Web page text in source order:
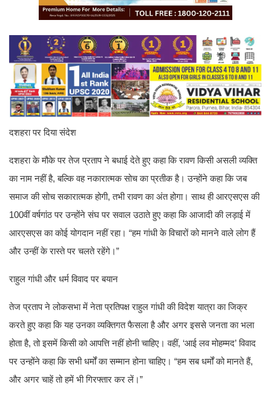
दशहरा पर दिया संदेश
दशहरा के मौके पर तेज प्रताप ने बधाई देते हुए कहा कि रावण किसी असली व्यक्ति
का नाम नहीं है, बल्कि वह नकारात्मक सोच का प्रतीक है। उन्होंने कहा कि जब
समाज की सोच सकारात्मक होगी, तभी रावण का अंत होगा। साथ ही आरएसएस की
100वीं वर्षगांठ पर उन्होंने संघ पर सवाल उठाते हुए कहा कि आजादी की लड़ाई में
आरएसएस का कोई योगदान नहीं रहा। “हम गांधी के विचारों को मानने वाले लोग हैं
और उन्हीं के रास्ते पर चलते रहेंगे।”
राहुल गांधी और धर्म विवाद पर बयान
तेज प्रताप ने लोकसभा में नेता प्रतिपक्ष राहुल गांधी की विदेश यात्रा का जिक्र
करते हुए कहा कि यह उनका व्यक्तिगत फैसला है और अगर इससे जनता का भला
होता है, तो इसमें किसी को आपत्ति नहीं होनी चाहिए। वहीं, ‘आई लव मोहम्मद’ विवाद
पर उन्होंने कहा कि सभी धर्मों का सम्मान होना चाहिए। “हम सब धर्मों को मानते हैं,
और अगर चाहें तो हमें भी गिरफ्तार कर लें।”